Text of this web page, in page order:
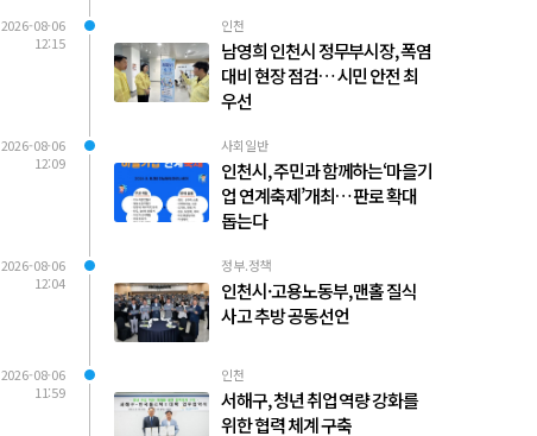
2026-08-06
12:15
인천
남영희 인천시 정무부시장, 폭염
대비 현장 점검… 시민 안전 최
우선
2026-08-06
12:09
사회일반
인천시, 주민과 함께하는‘마을기
업 연계축제’개최… 판로 확대
돕는다
2026-08-06
12:04
정부.정책
인천시·고용노동부, 맨홀 질식
사고 추방 공동선언
2026-08-06
11:59
인천
서해구, 청년 취업 역량 강화를
위한 협력 체계 구축